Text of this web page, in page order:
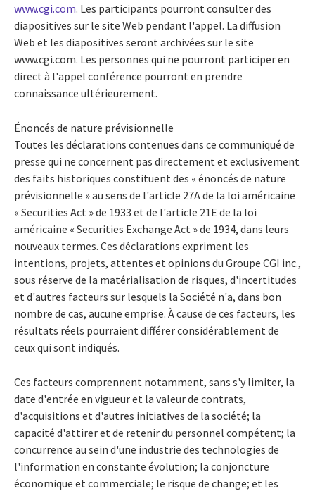
www.cgi.com. Les participants pourront consulter des
diapositives sur le site Web pendant l'appel. La diffusion
Web et les diapositives seront archivées sur le site
www.cgi.com. Les personnes qui ne pourront participer en
direct à l'appel conférence pourront en prendre
connaissance ultérieurement.
Énoncés de nature prévisionnelle
Toutes les déclarations contenues dans ce communiqué de
presse qui ne concernent pas directement et exclusivement
des faits historiques constituent des « énoncés de nature
prévisionnelle » au sens de l'article 27A de la loi américaine
« Securities Act » de 1933 et de l'article 21E de la loi
américaine « Securities Exchange Act » de 1934, dans leurs
nouveaux termes. Ces déclarations expriment les
intentions, projets, attentes et opinions du Groupe CGI inc.,
sous réserve de la matérialisation de risques, d'incertitudes
et d'autres facteurs sur lesquels la Société n'a, dans bon
nombre de cas, aucune emprise. À cause de ces facteurs, les
résultats réels pourraient différer considérablement de
ceux qui sont indiqués.
Ces facteurs comprennent notamment, sans s'y limiter, la
date d'entrée en vigueur et la valeur de contrats,
d'acquisitions et d'autres initiatives de la société; la
capacité d'attirer et de retenir du personnel compétent; la
concurrence au sein d'une industrie des technologies de
l'information en constante évolution; la conjoncture
économique et commerciale; le risque de change; et les